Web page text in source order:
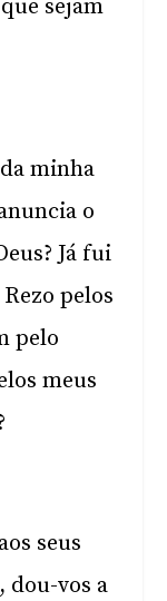
sejam
minha
o
Já fui
pelos
pelo
meus
seus
dou-vos a